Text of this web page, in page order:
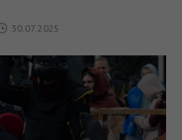
30.07.2025